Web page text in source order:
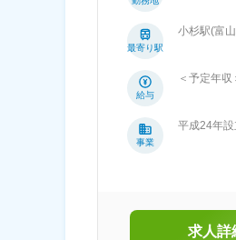
ます。 豊
最寄り駅
小杉駅(富
給与
＜予定年
します。記
事業
平成24年
求人詳